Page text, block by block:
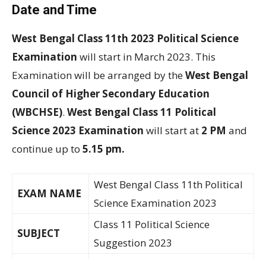
Date and Time
West Bengal Class 11th 2023 Political Science
Examination will start in March 2023. This
Examination will be arranged by theWest Bengal
Council of Higher Secondary Education
(WBCHSE). West Bengal Class 11 Political
Science 2023 Examination will start at 2 PM and
continue up to 5.15 pm.
EXAM NAME
West Bengal Class 11th Political
Science Examination 2023
SUBJECT
Class 11 Political Science
Suggestion 2023